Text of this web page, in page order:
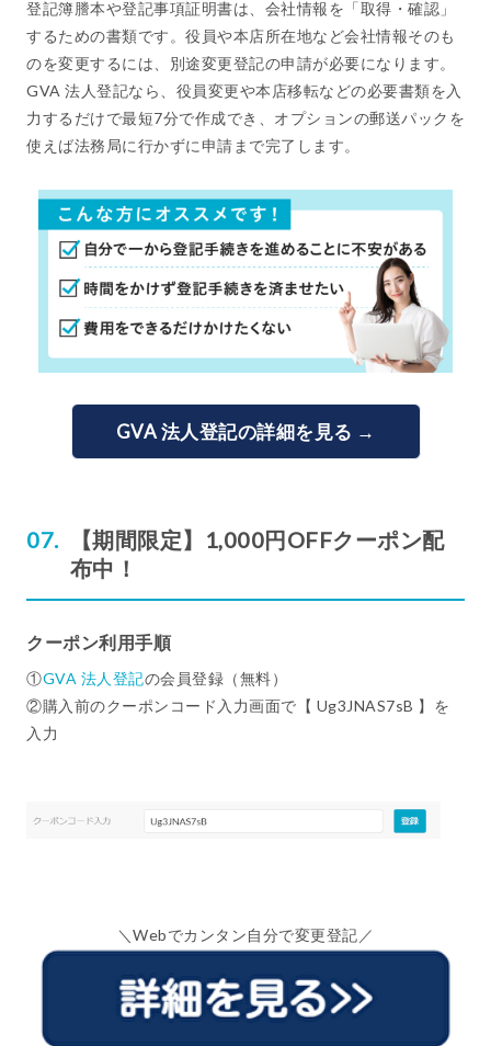
登記簿謄本や登記事項証明書は、会社情報を「取得・確認」
するための書類です。役員や本店所在地など会社情報そのも
のを変更するには、別途変更登記の申請が必要になります。
GVA 法人登記なら、役員変更や本店移転などの必要書類を入
力するだけで最短7分で作成でき、オプションの郵送パックを
使えば法務局に行かずに申請まで完了します。
GVA 法人登記の詳細を見る →
【期間限定】1,000円OFFクーポン配
布中！
クーポン利用手順
①GVA 法人登記の会員登録（無料）
②購入前のクーポンコード入力画面で【 Ug3JNAS7sB 】を
入力
＼Webでカンタン自分で変更登記／